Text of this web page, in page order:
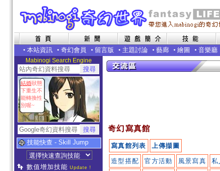
• 本站資訊 • 奇幻會員 • 留言版 • 主題討論 • 藝廊 • 繪圖 • 音樂廳
Mabinogi Search Engine
結婚狀態
下重生不
能轉換性
別喔~
技能快查 - Skill Jump
數值增加技能 Update !
奇幻寫真館
寫真館列表 上傳擷圖
造型搭配 官方活動 風景寫真
私